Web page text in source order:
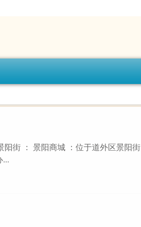
街 ： 景阳商城 ：位于道外区景阳街